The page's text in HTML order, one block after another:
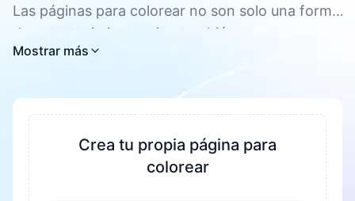
Las páginas para colorear no son solo una forma
de entretenimiento, sino también una
herramienta eficaz para promover el desarrollo
concentración y la paciencia, fomentar la
creatividad y la imaginación. Durante el proceso
de colorear, se ejercitan la coordinación mano
ojo y las habilidades motoras finas de los niños.
Al mismo tiempo, es una excelente manera de
Todas las páginas para colorear de Encanto
Mostrar más
Crea tu propia página para
colorear